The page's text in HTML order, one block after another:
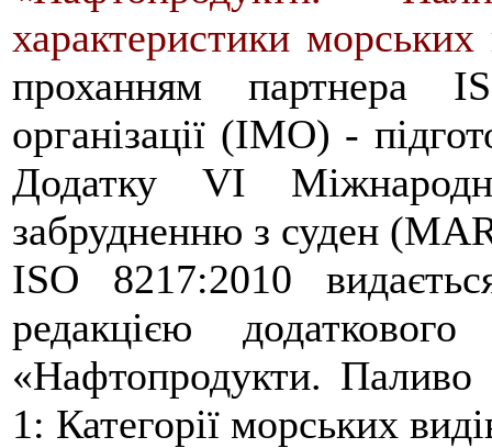
характеристики морських
проханням партнера
організації (IMO) -
Додатку VI
забрудненню з суден
ISO 8217:2010
редакцією
«Нафтопродукти. Паливо
1: Категорії морських